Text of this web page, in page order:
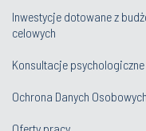
Inwestycje dotowane z
celowych
Konsultacje psychologiczne
Ochrona Danych Osobowych